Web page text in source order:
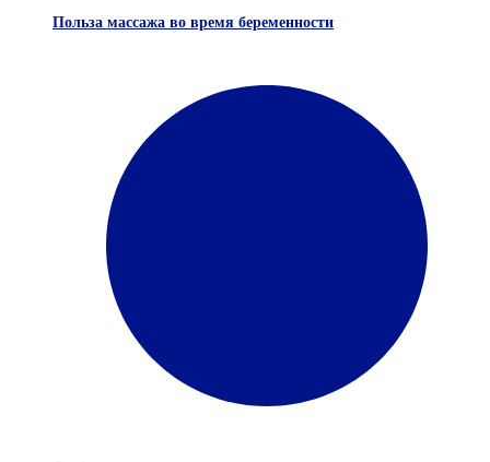
Польза массажа во время беременности